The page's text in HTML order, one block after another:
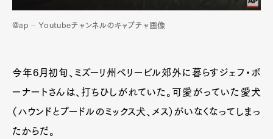
@ap – Youtubeチャンネルのキャプチャ画像
今年6月初旬、ミズーリ州ペリービル郊外に暮らすジェフ・ボ
ーナートさんは、打ちひしがれていた。可愛がっていた愛犬
（ハウンドとプードルのミックス犬、メス）がいなくなってしまっ
たからだ。